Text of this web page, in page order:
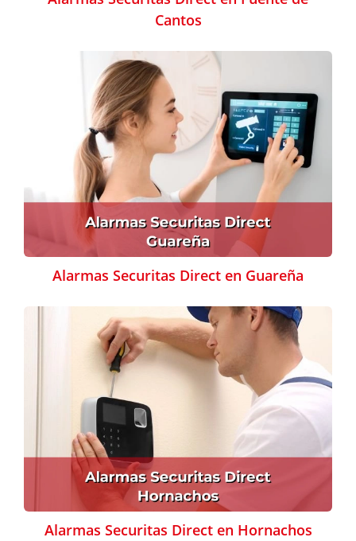
Cantos
Alarmas Securitas Direct en Guareña
Alarmas Securitas Direct en Hornachos